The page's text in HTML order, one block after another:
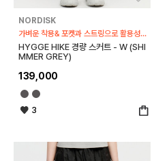
NORDISK
가벼운 착용& 포켓과 스트링으로 활용성UP
HYGGE HIKE 경량 스커트 - W (SHI
MMER GREY)
139,000
3